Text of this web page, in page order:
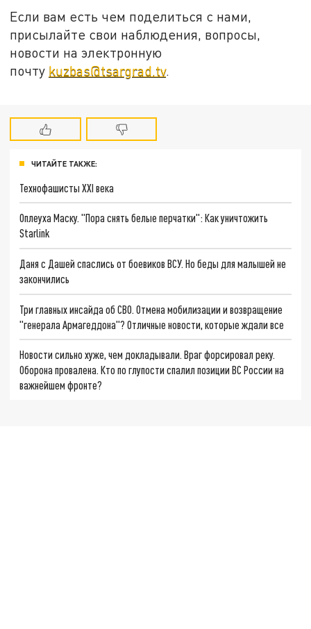
Если вам есть чем поделиться с нами,
присылайте свои наблюдения, вопросы,
новости на электронную
почту kuzbas@tsargrad.tv.
ЧИТАЙТЕ ТАКЖЕ:
Технофашисты XXI века
Оплеуха Маску. "Пора снять белые перчатки": Как уничтожить
Starlink
Даня с Дашей спаслись от боевиков ВСУ. Но беды для малышей не
закончились
Три главных инсайда об СВО. Отмена мобилизации и возвращение
"генерала Армагеддона"? Отличные новости, которые ждали все
Новости сильно хуже, чем докладывали. Враг форсировал реку.
Оборона провалена. Кто по глупости спалил позиции ВС России на
важнейшем фронте?